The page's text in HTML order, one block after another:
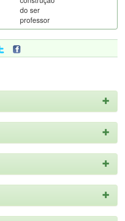
do ser
professor